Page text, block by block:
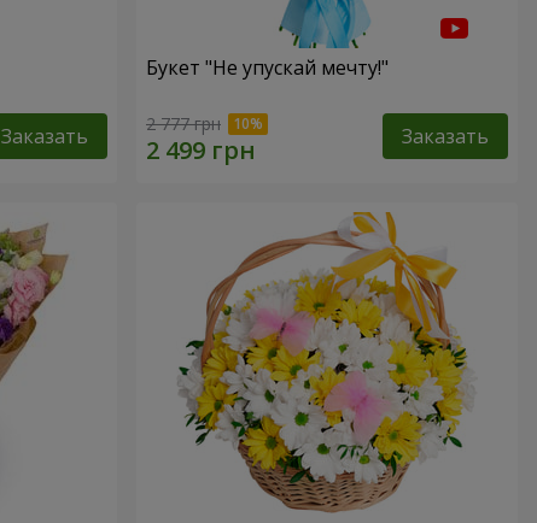
Заказать
Букет "Не упускай мечту!"
2 777 грн Заказать